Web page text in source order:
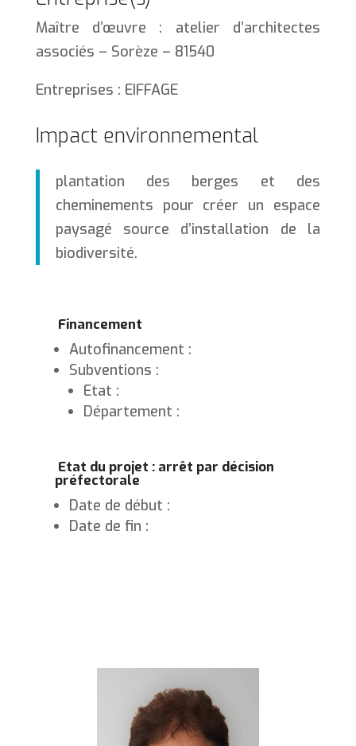
Maître d’œuvre : atelier d’architectes
associés – Sorèze – 81540
Entreprises : EIFFAGE
Impact environnemental
plantation des berges et des
cheminements pour créer un espace
paysagé source d’installation de la
biodiversité.
Financement
Autofinancement :
Subventions :
Etat :
Département :
Etat du projet : arrêt par décision
préfectorale
Date de début :
Date de fin :